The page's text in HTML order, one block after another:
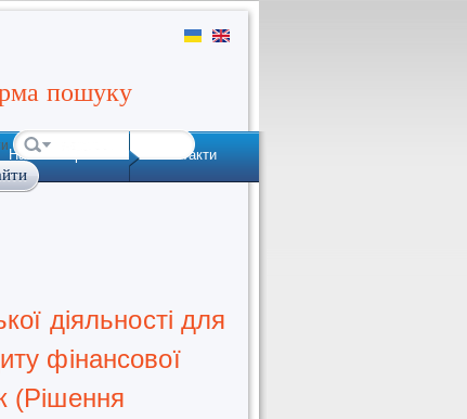
пошуку
Наша історія Контакти
діяльності для
фінансової
(Рішення